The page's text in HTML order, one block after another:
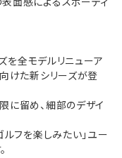
面感によるスポーティ
を全モデルリニューア
向けた新シリーズが登
に留め、細部のデザイ
ルフを楽しみたい」ユー